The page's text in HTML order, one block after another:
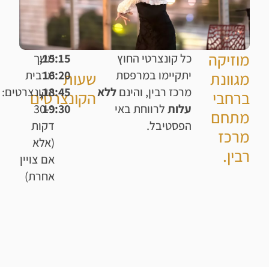
מוזיקה
מגוונת
ברחבי
מתחם
מרכז
רבין.
כל קונצרטי החוץ
יתקיימו במרפסת
מרכז רבין, והינםללא
עלותלרווחת באי
הפסטיבל.
שעות
הקונצרטים
15:15,
16:20
18:45,
19:30
משך
מרבית
הקונצרטים:
כ-30
דקות
(אלא
אם צויין
אחרת)